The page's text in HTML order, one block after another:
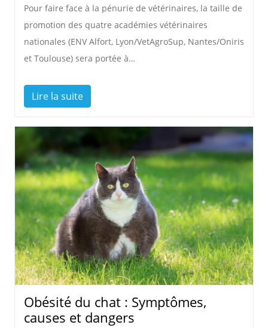
Pour faire face à la pénurie de vétérinaires, la taille de
promotion des quatre académies vétérinaires
nationales (ENV Alfort, Lyon/VetAgroSup, Nantes/Oniris
et Toulouse) sera portée à…
Lire la suite
Obésité du chat : Symptômes,
causes et dangers